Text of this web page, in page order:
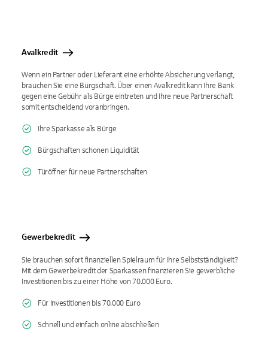
Avalkredit
Wenn ein Partner oder Lieferant eine erhöhte Absicherung verlangt,
brauchen Sie eine Bürgschaft. Über einen Avalkredit kann Ihre Bank
gegen eine Gebühr als Bürge eintreten und Ihre neue Partnerschaft
somit entscheidend voranbringen.
Ihre Sparkasse als Bürge
Bürgschaften schonen Liquidität
Türöffner für neue Partnerschaften
Gewerbekredit
Sie brauchen sofort finanziellen Spielraum für Ihre Selbstständigkeit?
Mit dem Gewerbekredit der Sparkassen finanzieren Sie gewerbliche
Investitionen bis zu einer Höhe von 70.000 Euro.
Für Investitionen bis 70.000 Euro
Schnell und einfach online abschließen